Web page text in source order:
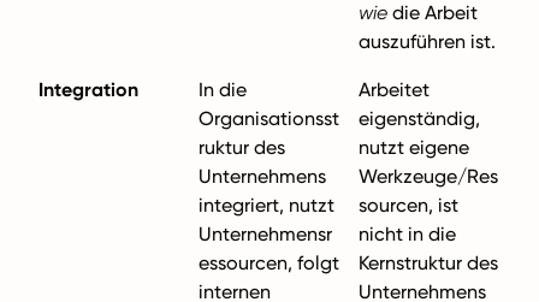
wie die Arbeit
auszuführen ist.
Integration
In die
Organisationsst
ruktur des
Unternehmens
integriert, nutzt
Unternehmensr
essourcen, folgt
internen
Arbeitet
eigenständig,
nutzt eigene
Werkzeuge/Res
sourcen, ist
nicht in die
Kernstruktur des
Unternehmens